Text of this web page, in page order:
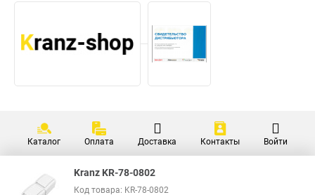
Каталог Оплата Доставка Контакты Войти
Kranz KR-78-0802
Код товара: KR-78-0802